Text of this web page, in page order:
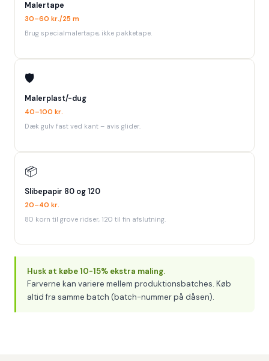
Malertape
30–60 kr./25 m
Brug specialmalertape, ikke pakketape.
🛡️
Malerplast/-dug
40–100 kr.
Dæk gulv fast ved kant – avis glider.
📦
Slibepapir 80 og 120
20–40 kr.
80 korn til grove ridser, 120 til fin afslutning.
Husk at købe 10-15% ekstra maling.
Farverne kan variere mellem produktionsbatches. Køb
altid fra samme batch (batch-nummer på dåsen).